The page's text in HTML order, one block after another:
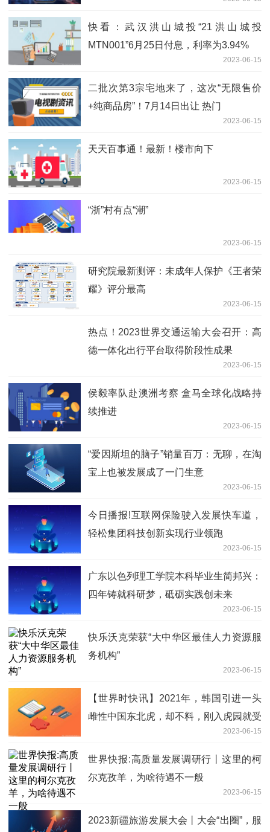
快看：武汉洪山城投“21洪山城投
MTN001”6月25日付息，利率为3.94%
2023-06-15
二批次第3宗宅地来了，这次“无限售价
+纯商品房”！7月14日出让 热门
2023-06-15
天天百事通！最新！楼市向下
2023-06-15
“浙”村有点“潮”
2023-06-15
研究院最新测评：未成年人保护《王者荣
耀》评分最高
2023-06-15
热点！2023世界交通运输大会召开：高
德一体化出行平台取得阶段性成果
2023-06-15
侯毅率队赴澳洲考察 盒马全球化战略持
续推进
2023-06-15
“爱因斯坦的脑子”销量百万：无聊，在淘
宝上也被发展成了一门生意
2023-06-15
今日播报!互联网保险驶入发展快车道，
轻松集团科技创新实现行业领跑
2023-06-15
​广东以色列理工学院本科毕业生简邦兴：
四年铸就科研梦，砥砺实践创未来
2023-06-15
快乐沃克荣获“大中华区最佳人力资源服
务机构”
2023-06-15
【世界时快讯】2021年，韩国引进一头
雌性中国东北虎，却不料，刚入虎园就受
2023-06-15
世界快报:高质量发展调研行丨这里的柯
尔克孜羊，为啥待遇不一般
2023-06-15
2023新疆旅游发展大会丨大会“出圈”，服